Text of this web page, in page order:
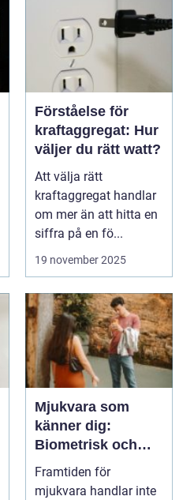
Förståelse för
kraftaggregat: Hur
väljer du rätt watt?
Att välja rätt
kraftaggregat handlar
om mer än att hitta en
siffra på en fö...
19 november 2025
Mjukvara som
känner dig:
Biometrisk och
beteendedriven
personalisering
Framtiden för
mjukvara handlar inte